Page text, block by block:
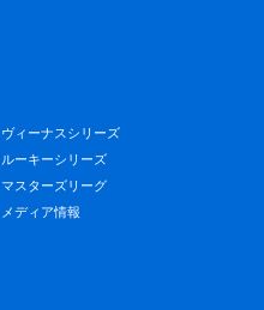
ヴィーナスシリーズ
ルーキーシリーズ
マスターズリーグ
メディア情報